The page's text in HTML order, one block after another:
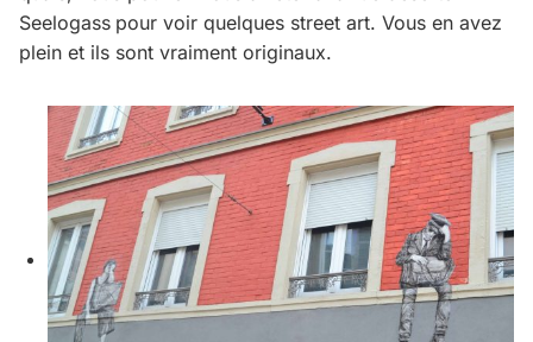
Seelogass pour voir quelques street art. Vous en avez
plein et ils sont vraiment originaux.